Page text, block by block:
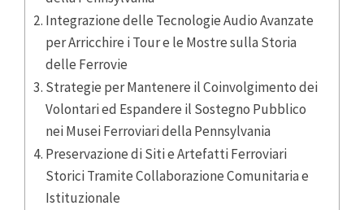
Integrazione delle Tecnologie Audio Avanzate
per Arricchire i Tour e le Mostre sulla Storia
delle Ferrovie
Strategie per Mantenere il Coinvolgimento dei
Volontari ed Espandere il Sostegno Pubblico
nei Musei Ferroviari della Pennsylvania
Preservazione di Siti e Artefatti Ferroviari
Storici Tramite Collaborazione Comunitaria e
Istituzionale